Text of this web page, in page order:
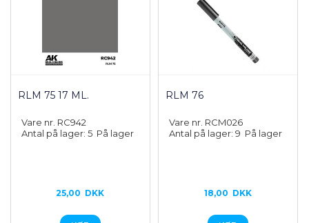
RLM 75 17 ML.
Vare nr. RC942
Antal på lager: 5 På lager
25,00 DKK
RLM 76
Vare nr. RCM026
Antal på lager: 9 På lager
18,00 DKK